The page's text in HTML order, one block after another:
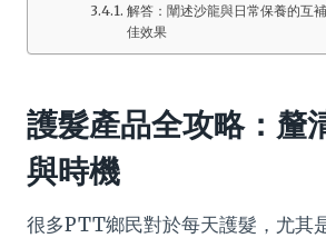
解答：闡述沙龍與日常保養的互
佳效果
護髮產品全攻略：釐
與時機
很多PTT鄉民對於每天護髮，尤其